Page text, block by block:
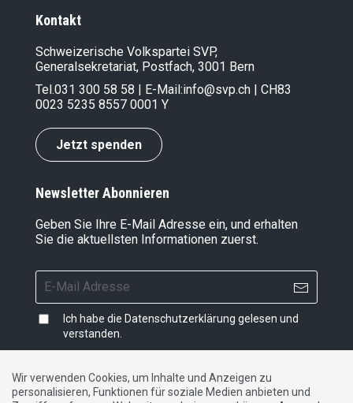
Kontakt
Schweizerische Volkspartei SVP,
Generalsekretariat, Postfach, 3001 Bern
Tel.031 300 58 58 | E-Mail:info@svp.ch | CH83
0023 5235 8557 0001 Y
Jetzt spenden
Newsletter Abonnieren
Geben Sie Ihre E-Mail Adresse ein, und erhalten
Sie die aktuellsten Informationen zuerst.
Ich habe die Datenschutzerklärung gelesen und
verstanden.
Impressum|Datenschutzerklärung|Kontakt
Wir verwenden Cookies, um Inhalte und Anzeigen zu
personalisieren, Funktionen für soziale Medien anbieten und